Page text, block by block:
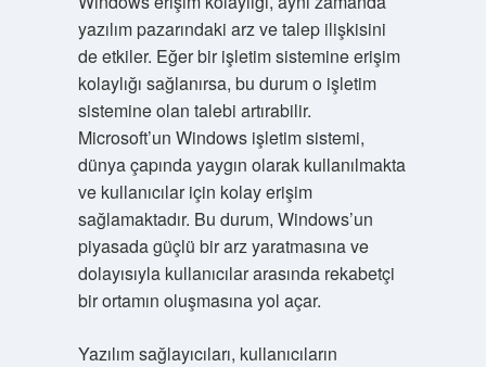
yazılım pazarındaki arz ve talep ilişkisini
de etkiler. Eğer bir işletim sistemine erişim
kolaylığı sağlanırsa, bu durum o işletim
sistemine olan talebi artırabilir.
Microsoft’un Windows işletim sistemi,
dünya çapında yaygın olarak kullanılmakta
ve kullanıcılar için kolay erişim
sağlamaktadır. Bu durum, Windows’un
piyasada güçlü bir arz yaratmasına ve
dolayısıyla kullanıcılar arasında rekabetçi
bir ortamın oluşmasına yol açar.
Yazılım sağlayıcıları, kullanıcıların